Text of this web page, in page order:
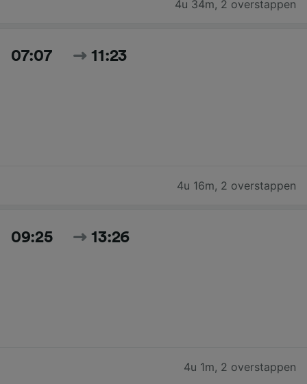
4u 34m, 2 overstappen
07:07 11:23
4u 16m, 2 overstappen
09:25 13:26
4u 1m, 2 overstappen